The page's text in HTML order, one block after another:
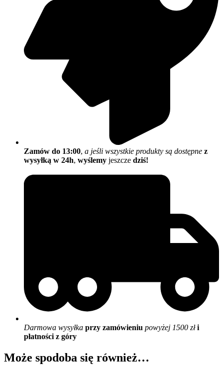
Zamów do 13:00, a jeśli wszystkie produkty są dostępne z
wysyłką w 24h, wyślemy jeszcze dziś!
Darmowa wysyłka przy zamówieniu powyżej 1500 złi
płatności z góry
Może spodoba się również…